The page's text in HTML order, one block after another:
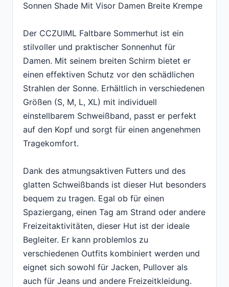
Sonnen Shade Mit Visor Damen Breite Krempe
Der CCZUIML Faltbare Sommerhut ist ein
stilvoller und praktischer Sonnenhut für
Damen. Mit seinem breiten Schirm bietet er
einen effektiven Schutz vor den schädlichen
Strahlen der Sonne. Erhältlich in verschiedenen
Größen (S, M, L, XL) mit individuell
einstellbarem Schweißband, passt er perfekt
auf den Kopf und sorgt für einen angenehmen
Tragekomfort.
Dank des atmungsaktiven Futters und des
glatten Schweißbands ist dieser Hut besonders
bequem zu tragen. Egal ob für einen
Spaziergang, einen Tag am Strand oder andere
Freizeitaktivitäten, dieser Hut ist der ideale
Begleiter. Er kann problemlos zu
verschiedenen Outfits kombiniert werden und
eignet sich sowohl für Jacken, Pullover als
auch für Jeans und andere Freizeitkleidung.